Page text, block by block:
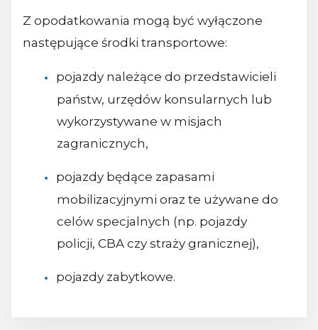
Z opodatkowania mogą być wyłączone
następujące środki transportowe:
pojazdy należące do przedstawicieli
państw, urzędów konsularnych lub
wykorzystywane w misjach
zagranicznych,
pojazdy będące zapasami
mobilizacyjnymi oraz te używane do
celów specjalnych (np. pojazdy
policji, CBA czy straży granicznej),
pojazdy zabytkowe.